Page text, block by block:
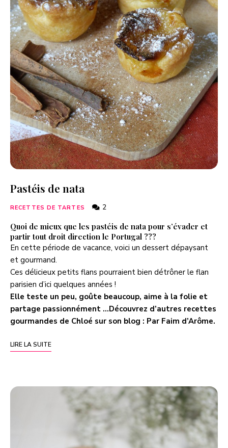
Pastéis de nata
RECETTES DE TARTES 2
Quoi de mieux que les pastéis de nata pour s’évader et
partir tout droit direction le Portugal ???
En cette période de vacance, voici un dessert dépaysant
et gourmand.
Ces délicieux petits flans pourraient bien détrôner le flan
parisien d’ici quelques années !
Elle teste un peu, goûte beaucoup, aime à la folie et
partage passionnément …Découvrez d’autres recettes
gourmandes de Chloé sur son blog : Par Faim d’Arôme.
LIRE LA SUITE